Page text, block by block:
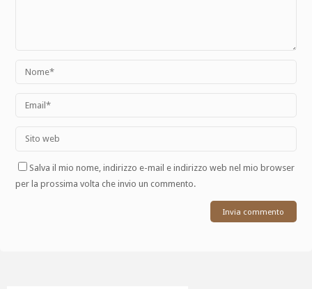
Salva il mio nome, indirizzo e-mail e indirizzo web nel mio browser
per la prossima volta che invio un commento.